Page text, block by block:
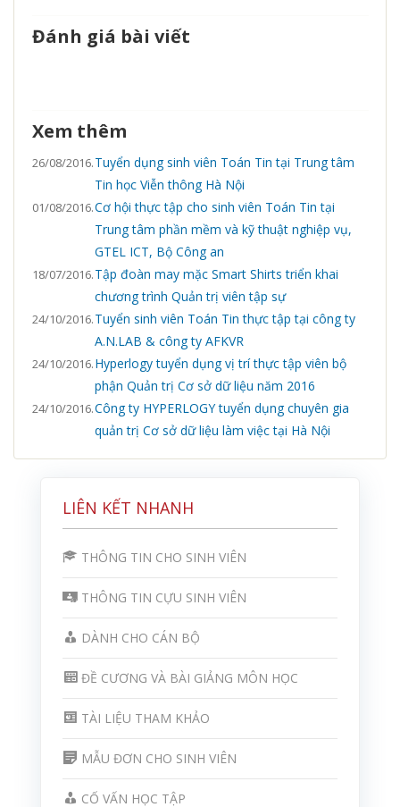
LIÊN KẾT NHANH
THÔNG TIN CHO SINH VIÊN
THÔNG TIN CỰU SINH VIÊN
DÀNH CHO CÁN BỘ
ĐỀ CƯƠNG VÀ BÀI GIẢNG MÔN HỌC
TÀI LIỆU THAM KHẢO
MẪU ĐƠN CHO SINH VIÊN
CỐ VẤN HỌC TẬP
Đánh giá bài viết
Xem thêm
26/08/2016.Tuyển dụng sinh viên Toán Tin tại Trung tâm
Tin học Viễn thông Hà Nội
01/08/2016.Cơ hội thực tập cho sinh viên Toán Tin tại
Trung tâm phần mềm và kỹ thuật nghiệp vụ,
GTEL ICT, Bộ Công an
18/07/2016.Tập đoàn may mặc Smart Shirts triển khai
chương trình Quản trị viên tập sự
24/10/2016.Tuyển sinh viên Toán Tin thực tập tại công ty
A.N.LAB & công ty AFKVR
24/10/2016.Hyperlogy tuyển dụng vị trí thực tập viên bộ
phận Quản trị Cơ sở dữ liệu năm 2016
24/10/2016.Công ty HYPERLOGY tuyển dụng chuyên gia
quản trị Cơ sở dữ liệu làm việc tại Hà Nội